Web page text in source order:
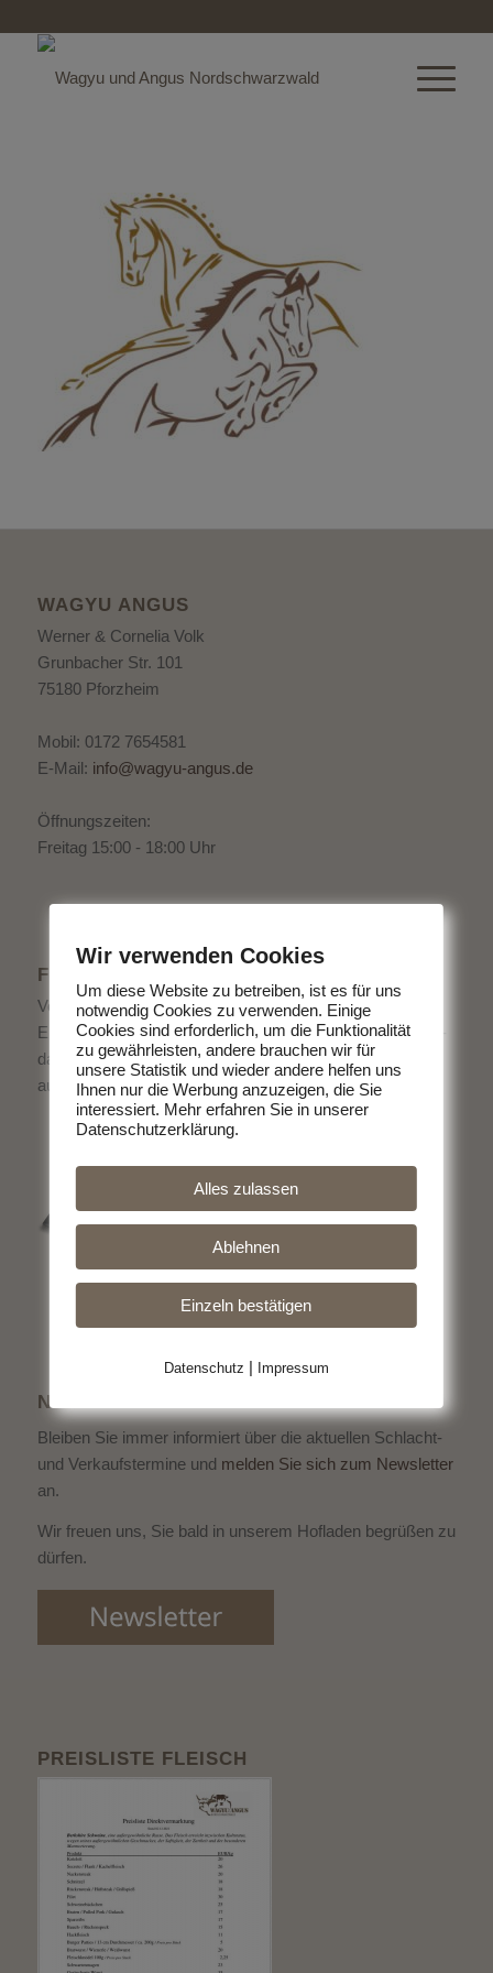
WAGYU ANGUS
Werner & Cornelia Volk
Grunbacher Str. 101
75180 Pforzheim
Mobil: 0172 7654581
E-Mail: info@wagyu-angus.de
Öffnungszeiten:
Freitag 15:00 - 18:00 Uhr
FLYER ALS DOWNLOAD
Von uns bekommen Sie köstliches Fleisch direkt vom
Erzeuger. Ohne schlechtes Gewissen Fleisch zu essen -
das geht. Entscheiden Sie sich für hochwertige Produkte
aus der Region.
NEWSLETTER
Bleiben Sie immer informiert über die aktuellen Schlacht-
und Verkaufstermine und melden Sie sich zum Newsletter
an.
Wir freuen uns, Sie bald in unserem Hofladen begrüßen zu
dürfen.
PREISLISTE FLEISCH
Wir verwenden Cookies
Um diese Website zu betreiben, ist es für uns
notwendig Cookies zu verwenden. Einige
Cookies sind erforderlich, um die Funktionalität
zu gewährleisten, andere brauchen wir für
unsere Statistik und wieder andere helfen uns
Ihnen nur die Werbung anzuzeigen, die Sie
interessiert. Mehr erfahren Sie in unserer
Datenschutzerklärung.
Alles zulassen
Ablehnen
Einzeln bestätigen
Datenschutz | Impressum